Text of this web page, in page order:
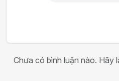
Chưa có bình luận nào. Hãy